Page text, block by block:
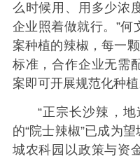
么时候用、用多少浓
企业照着做就行。”何
案种植的辣椒，每一
标准，合作企业无需
案即可开展规范化种植
“正宗长沙辣，
的“院士辣椒”已成为
城农科园以政策与资